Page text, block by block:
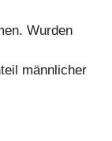
Wurden
männlicher